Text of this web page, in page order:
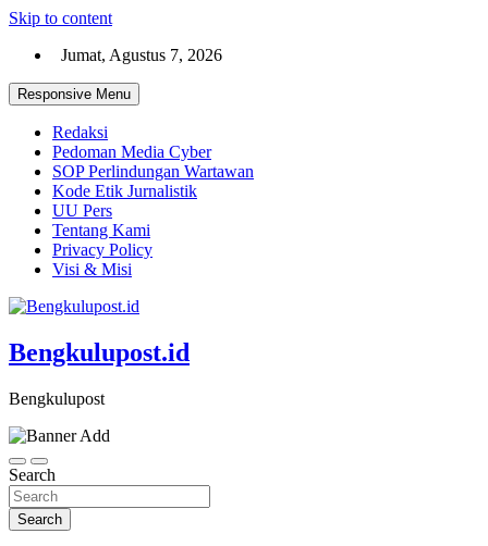
Skip to content
Jumat, Agustus 7, 2026
Responsive Menu
Redaksi
Pedoman Media Cyber
SOP Perlindungan Wartawan
Kode Etik Jurnalistik
UU Pers
Tentang Kami
Privacy Policy
Visi & Misi
Bengkulupost.id
Bengkulupost
Search
Search